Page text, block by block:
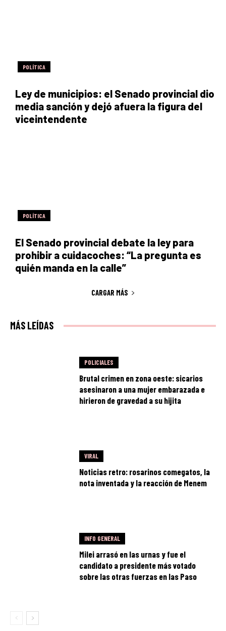
POLÍTICA
Ley de municipios: el Senado provincial dio
media sanción y dejó afuera la figura del
viceintendente
POLÍTICA
El Senado provincial debate la ley para
prohibir a cuidacoches: “La pregunta es
quién manda en la calle”
CARGAR MÁS
MÁS LEÍDAS
POLICIALES
Brutal crimen en zona oeste: sicarios
asesinaron a una mujer embarazada e
hirieron de gravedad a su hijita
VIRAL
Noticias retro: rosarinos comegatos, la
nota inventada y la reacción de Menem
INFO GENERAL
Milei arrasó en las urnas y fue el
candidato a presidente más votado
sobre las otras fuerzas en las Paso